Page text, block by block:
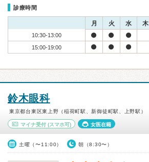
診療時間
月 火 水 木
10:30-13:00
15:00-19:00
鈴木眼科
東京都台東区東上野（稲荷町駅、新御徒町駅、上野駅）
マイナ受付 (スマホ可) 女医在籍
土曜（〜11:00） 朝（8:30〜）